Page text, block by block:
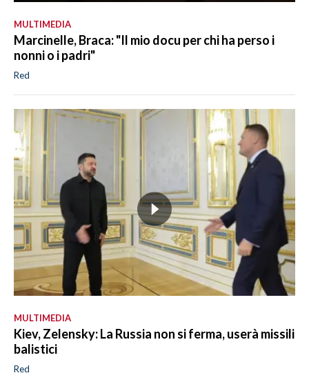
MULTIMEDIA
Marcinelle, Braca: "Il mio docu per chi ha perso i
nonni o i padri"
Red
MULTIMEDIA
Kiev, Zelensky: La Russia non si ferma, userà missili
balistici
Red